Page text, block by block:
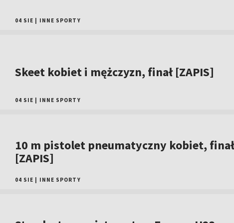
04 SIE INNE SPORTY
Skeet kobiet i mężczyzn, finał [ZAPIS]
04 SIE INNE SPORTY
10 m pistolet pneumatyczny kobiet, finał
[ZAPIS]
04 SIE INNE SPORTY